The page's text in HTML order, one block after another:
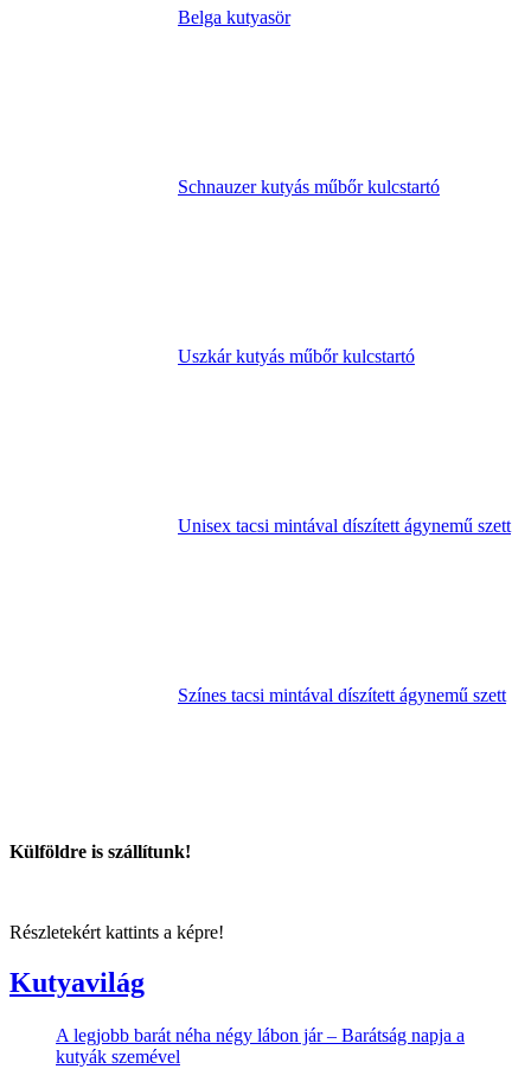
Belga kutyasör
Schnauzer kutyás műbőr kulcstartó
Uszkár kutyás műbőr kulcstartó
Unisex tacsi mintával díszített ágynemű szett
Színes tacsi mintával díszített ágynemű szett
Külföldre is szállítunk!
Részletekért kattints a képre!
Kutyavilág
A legjobb barát néha négy lábon jár – Barátság napja a
kutyák szemével